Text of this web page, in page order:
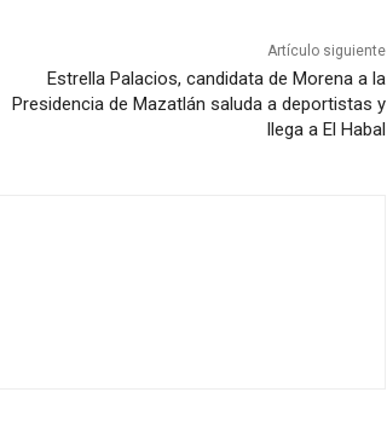
Artículo siguiente
Estrella Palacios, candidata de Morena a la
Presidencia de Mazatlán saluda a deportistas y
llega a El Habal